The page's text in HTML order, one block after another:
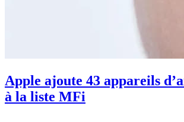
Apple ajoute 43 appareils
à la liste MFi